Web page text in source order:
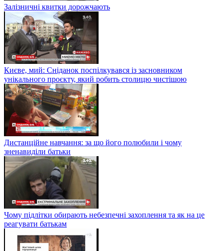
Залізничні квитки дорожчають
Києве, мий: Сніданок поспілкувався із засновником
унікального проєкту, який робить столицю чистішою
Дистанційне навчання: за що його полюбили і чому
зненавиділи батьки
Чому підлітки обирають небезпечні захоплення та як на це
реагувати батькам